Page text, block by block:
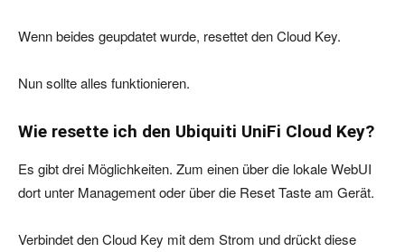
Wenn beides geupdatet wurde, resettet den Cloud Key.
Nun sollte alles funktionieren.
Wie resette ich den Ubiquiti UniFi Cloud Key?
Es gibt drei Möglichkeiten. Zum einen über die lokale WebUI
dort unter Management oder über die Reset Taste am Gerät.
Verbindet den Cloud Key mit dem Strom und drückt diese